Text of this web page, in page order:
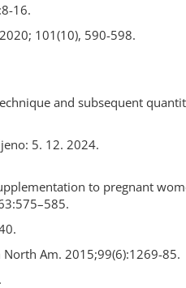
16.
101(10), 590-598.
and subsequent
5. 12. 2024.
to pregnant
Am. 2015;99(6):1269-85.